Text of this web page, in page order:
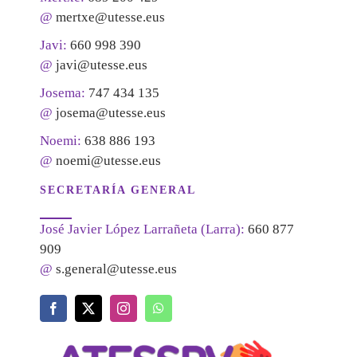
@ mertxe@utesse.eus
Javi: 660 998 390
@ javi@utesse.eus
Josema: 747 434 135
@ josema@utesse.eus
Noemi: 638 886 193
@ noemi@utesse.eus
SECRETARÍA GENERAL
José Javier López Larrañeta (Larra): 660 877
909
@ s.general@utesse.eus